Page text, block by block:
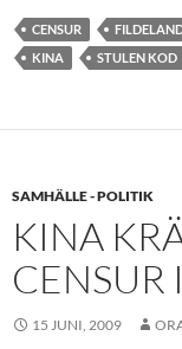
CENSUR
KINA
STULEN KOD
SAMHÄLLE - POLITIK
KINA
CENSUR
15 JUNI, 2009